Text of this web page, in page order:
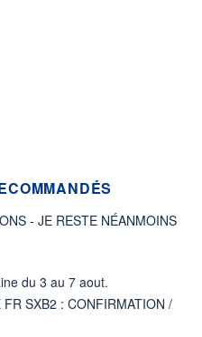
- JE RESTE NÉANMOINS
du 3 au 7 aout.
SXB2 : CONFIRMATION /